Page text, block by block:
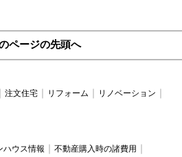
ページの先頭へ
注文住宅 リフォーム
リノベーション
ハウス情報
不動産購入時の諸費用